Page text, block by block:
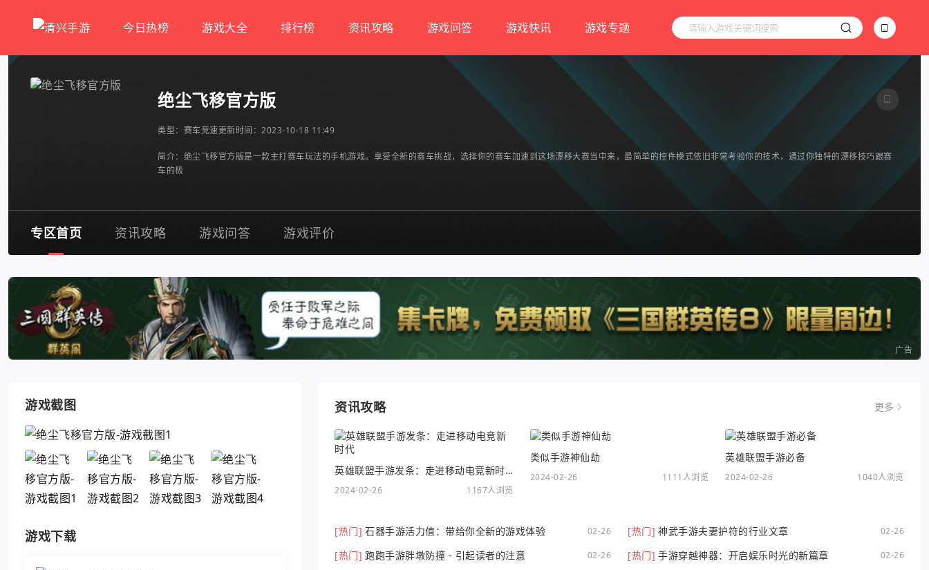
今日热榜 游戏大全 排行榜 资讯攻略 游戏问答 游戏快讯 游戏专题
绝尘飞移官方版
类型： 赛车竞速更新时间：2023-10-18 11:49
简介：绝尘飞移官方版是一款主打赛车玩法的手机游戏。享受全新的赛车挑战，选择你的赛车加速到这场漂移大赛当中来，最简单的控件模式依旧非常考验你的技术，通过你独特的漂移技巧跟赛
车的极
专区首页 资讯攻略 游戏问答 游戏评价
广告
游戏截图
游戏下载
资讯攻略 更多
英雄联盟手游发条：走进移动电竞新时代
2024-02-26 1167人浏览
类似手游神仙劫
2024-02-26 1111人浏览
英雄联盟手游必备
2024-02-26 1040人浏览
[热门] 石器手游活力值：带给你全新的游戏体验 02-26 [热门] 神武手游夫妻护符的行业文章 02-26
[热门] 跑跑手游胖墩防撞 - 引起读者的注意 02-26 [热门] 手游穿越神器：开启娱乐时光的新篇章 02-26